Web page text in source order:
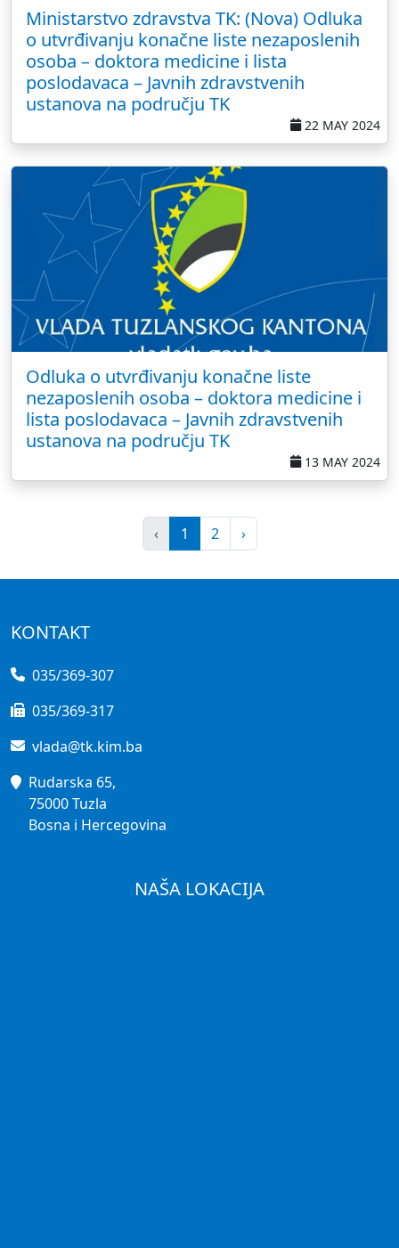
Ministarstvo zdravstva TK: (Nova) Odluka
o utvrđivanju konačne liste nezaposlenih
osoba – doktora medicine i lista
poslodavaca – Javnih zdravstvenih
ustanova na području TK
22 MAY 2024
Odluka o utvrđivanju konačne liste
nezaposlenih osoba – doktora medicine i
lista poslodavaca – Javnih zdravstvenih
ustanova na području TK
13 MAY 2024
‹ 1 2 ›
KONTAKT
035/369-307
035/369-317
vlada@tk.kim.ba
Rudarska 65,
75000 Tuzla
Bosna i Hercegovina
NAŠA LOKACIJA